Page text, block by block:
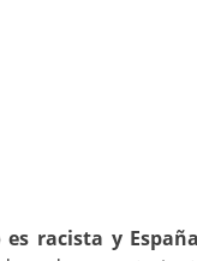
es racista y